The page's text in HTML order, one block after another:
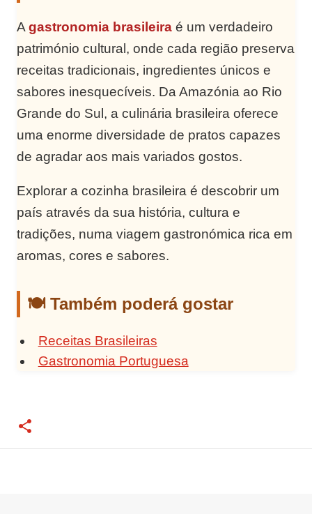
A gastronomia brasileira é um verdadeiro
património cultural, onde cada região preserva
receitas tradicionais, ingredientes únicos e
sabores inesquecíveis. Da Amazónia ao Rio
Grande do Sul, a culinária brasileira oferece
uma enorme diversidade de pratos capazes
de agradar aos mais variados gostos.
Explorar a cozinha brasileira é descobrir um
país através da sua história, cultura e
tradições, numa viagem gastronómica rica em
aromas, cores e sabores.
🍽️ Também poderá gostar
Receitas Brasileiras
Gastronomia Portuguesa